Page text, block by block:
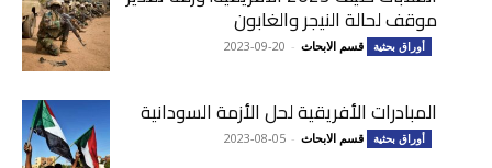
موقف لحالة النيجر والغابون
أوراق بحثية قسم الابحاث -
2023-09-20
المبادرات الأفريقية لحل الأزمة السودانية
أوراق بحثية قسم الابحاث -
2023-08-05